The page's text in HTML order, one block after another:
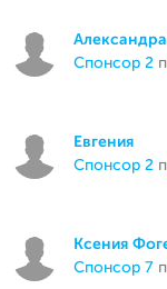
спонсор 2
Евгения
спонсор 2
Ксения
спонсор 7